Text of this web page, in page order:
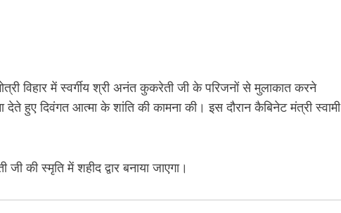
विहार में स्वर्गीय श्री अनंत कुकरेती जी के परिजनों से मुलाकात करने
हुए दिवंगत आत्मा के शांति की कामना की। इस दौरान कैबिनेट मंत्री स्वामी
की स्मृति में शहीद द्वार बनाया जाएगा।